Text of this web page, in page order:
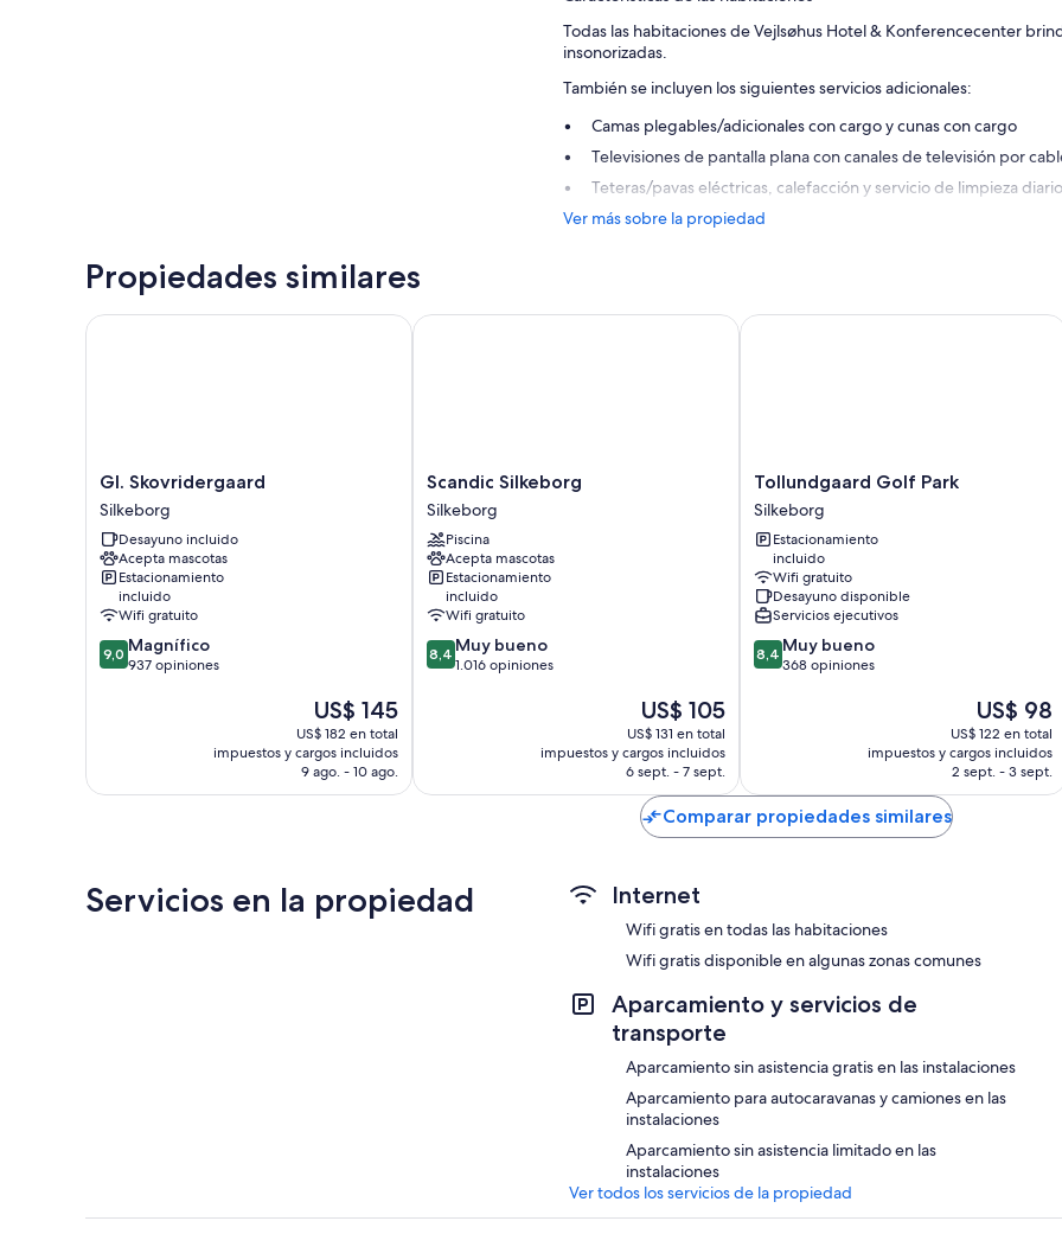
Todas las habitaciones de Vejlsøhus Hotel & Konferencecenter
insonorizadas.
También se incluyen los siguientes servicios adicionales:
Camas plegables/adicionales con cargo y cunas con cargo
Televisiones de pantalla plana con canales de televisión por
Teteras/pavas eléctricas, calefacción y servicio de limpieza diario
Ver más sobre la propiedad
Propiedades similares
Gl.
Skovridergaard
Silkeborg
Gl. Skovridergaard
Silkeborg
Desayuno incluido
Acepta mascotas
Estacionamiento
incluido
Wifi gratuito
9.0
de
9,0 Magnífico
937 opiniones
El
precio
actual
es
de
US$ 145
US$ 182 en total
impuestos y cargos incluidos
9 ago. - 10 ago.
Gl. Skovridergaard
Scandic
Silkeborg
Silkeborg
Scandic Silkeborg
Silkeborg
Piscina
Acepta mascotas
Estacionamiento
incluido
Wifi gratuito
8.4
de
8,4 Muy bueno
1.016 opiniones
El
precio
actual
es
de
US$ 105
US$ 105
US$ 131 en total
impuestos y cargos incluidos
6 sept. - 7 sept.
Scandic Silkeborg
Tollundgaard
Golf
Park
Silkeborg
Tollundgaard Golf Park
Silkeborg
Estacionamiento
incluido
Wifi gratuito
Desayuno disponible
Servicios ejecutivos
8.4
de
8,4 Muy bueno
368 opiniones
El
precio
actual
es
de
US$ 98
US$ 122 en total
impuestos y cargos incluidos
2 sept. - 3 sept.
Tollundgaard Golf Park
Comparar propiedades similares
Servicios en la propiedad Internet
Wifi gratis en todas las habitaciones
Wifi gratis disponible en algunas zonas comunes
Aparcamiento y servicios de
transporte
Aparcamiento sin asistencia gratis en las instalaciones
Aparcamiento para autocaravanas y camiones en las
instalaciones
Aparcamiento sin asistencia limitado en las
instalaciones
Ver todos los servicios de la propiedad